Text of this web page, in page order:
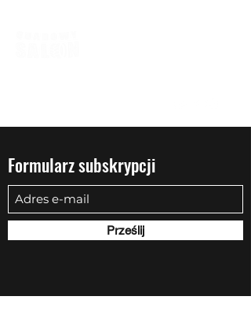
Formularz subskrypcji
Prześlij